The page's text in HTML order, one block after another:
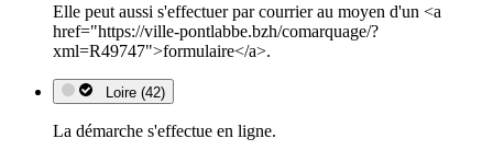
Elle peut aussi s'effectuer par courrier au moyen d'un <a
href="https://ville-pontlabbe.bzh/comarquage/?
xml=R49747">formulaire</a>.
Loire (42)
La démarche s'effectue en ligne.